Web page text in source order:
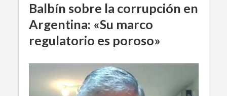
Balbín sobre la corrupción en
Argentina: «Su marco
regulatorio es poroso»